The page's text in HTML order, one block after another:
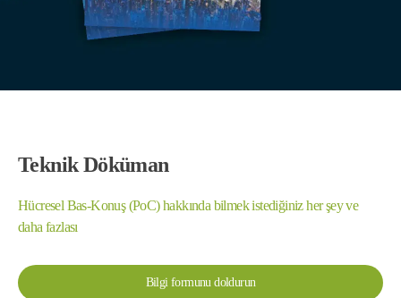
Teknik Döküman
Hücresel Bas-Konuş (PoC) hakkında bilmek istediğiniz her şey ve
daha fazlası
Bilgi formunu doldurun